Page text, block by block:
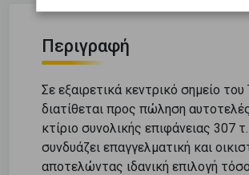
Περιγραφή
Σε εξαιρετικά κεντρικό σημείο του
διατίθεται προς πώληση
κτίριο συνολικής επιφάνειας 307
συνδυάζει επαγγελματική και
αποτελώντας ιδανική επιλογή